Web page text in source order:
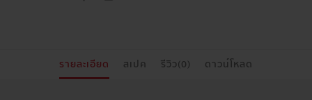
รายละเอียด สเปค รีวิว(0) ดาวน์โหลด